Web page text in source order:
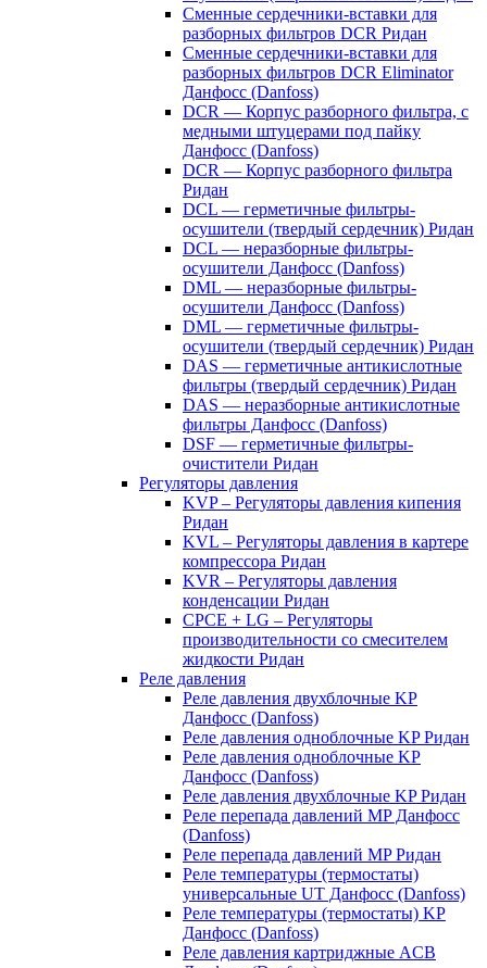
Сменные сердечники-вставки для
разборных фильтров DCR Ридан
Сменные сердечники-вставки для
разборных фильтров DCR Eliminator
Данфосс (Danfoss)
DCR — Корпус разборного фильтра, с
медными штуцерами под пайку
Данфосс (Danfoss)
DCR — Корпус разборного фильтра
Ридан
DCL — герметичные фильтры-
осушители (твердый сердечник) Ридан
DCL — неразборные фильтры-
осушители Данфосс (Danfoss)
DML — неразборные фильтры-
осушители Данфосс (Danfoss)
DML — герметичные фильтры-
осушители (твердый сердечник) Ридан
DAS — герметичные антикислотные
фильтры (твердый сердечник) Ридан
DAS — неразборные антикислотные
фильтры Данфосс (Danfoss)
DSF — герметичные фильтры-
очистители Ридан
Регуляторы давления
KVP – Регуляторы давления кипения
Ридан
KVL – Регуляторы давления в картере
компрессора Ридан
KVR – Регуляторы давления
конденсации Ридан
CPCE + LG – Регуляторы
производительности со смесителем
жидкости Ридан
Реле давления
Реле давления двухблочные KP
Данфосс (Danfoss)
Реле давления одноблочные KP Ридан
Реле давления одноблочные KP
Данфосс (Danfoss)
Реле давления двухблочные KP Ридан
Реле перепада давлений MP Данфосс
(Danfoss)
Реле перепада давлений MP Ридан
Реле температуры (термостаты)
универсальные UT Данфосс (Danfoss)
Реле температуры (термостаты) KP
Данфосс (Danfoss)
Реле давления картриджные ACB